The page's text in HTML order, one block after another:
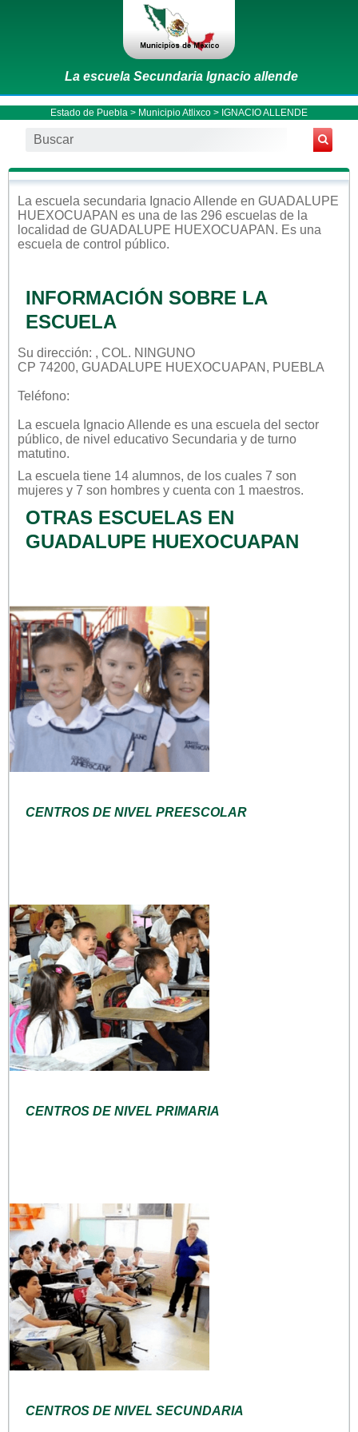
La escuela Secundaria Ignacio allende
Estado de Puebla > Municipio Atlixco > IGNACIO ALLENDE
La escuela secundaria Ignacio Allende en GUADALUPE
HUEXOCUAPAN es una de las 296 escuelas de la
localidad de GUADALUPE HUEXOCUAPAN . Es una
escuela de control público.
INFORMACIÓN SOBRE LA
ESCUELA
Su dirección: , COL. NINGUNO
CP 74200, GUADALUPE HUEXOCUAPAN, PUEBLA
Teléfono:
La escuela Ignacio Allende es una escuela del sector
público, de nivel educativo Secundaria y de turno
matutino.
La escuela tiene 14 alumnos, de los cuales 7 son
mujeres y 7 son hombres y cuenta con 1 maestros.
OTRAS ESCUELAS EN
GUADALUPE HUEXOCUAPAN
CENTROS DE NIVEL PREESCOLAR
CENTROS DE NIVEL PRIMARIA
CENTROS DE NIVEL SECUNDARIA